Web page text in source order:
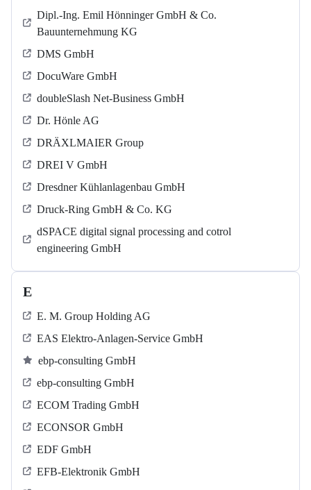
Dipl.-Ing. Emil Hönninger GmbH & Co.
Bauunternehmung KG
DMS GmbH
DocuWare GmbH
doubleSlash Net-Business GmbH
Dr. Hönle AG
DRÄXLMAIER Group
DREI V GmbH
Dresdner Kühlanlagenbau GmbH
Druck-Ring GmbH & Co. KG
dSPACE digital signal processing and cotrol
engineering GmbH
E
E. M. Group Holding AG
EAS Elektro-Anlagen-Service GmbH
ebp-consulting GmbH
ebp-consulting GmbH
ECOM Trading GmbH
ECONSOR GmbH
EDF GmbH
EFB-Elektronik GmbH